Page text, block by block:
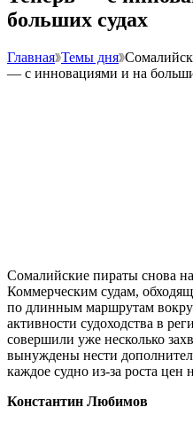
больших судах
Главная Темы дня
— с инновациями и на
Сомалийские пираты снова
Коммерческим судам,
по длинным маршрутам
активности судоходства в
совершили уже несколько
вынуждены нести
каждое судно из-за роста цен
Константин Любимов